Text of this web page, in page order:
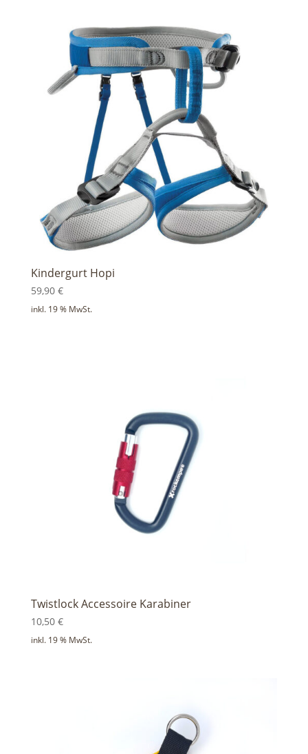
Kindergurt Hopi
59,90 €
inkl. 19 % MwSt.
Twistlock Accessoire Karabiner
10,50 €
inkl. 19 % MwSt.